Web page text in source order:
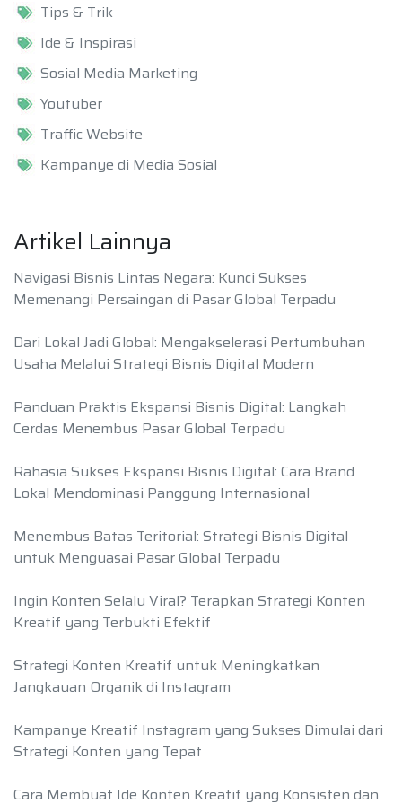
Tips & Trik
Ide & Inspirasi
Sosial Media Marketing
Youtuber
Traffic Website
Kampanye di Media Sosial
Artikel Lainnya
Navigasi Bisnis Lintas Negara: Kunci Sukses
Memenangi Persaingan di Pasar Global Terpadu
Dari Lokal Jadi Global: Mengakselerasi Pertumbuhan
Usaha Melalui Strategi Bisnis Digital Modern
Panduan Praktis Ekspansi Bisnis Digital: Langkah
Cerdas Menembus Pasar Global Terpadu
Rahasia Sukses Ekspansi Bisnis Digital: Cara Brand
Lokal Mendominasi Panggung Internasional
Menembus Batas Teritorial: Strategi Bisnis Digital
untuk Menguasai Pasar Global Terpadu
Ingin Konten Selalu Viral? Terapkan Strategi Konten
Kreatif yang Terbukti Efektif
Strategi Konten Kreatif untuk Meningkatkan
Jangkauan Organik di Instagram
Kampanye Kreatif Instagram yang Sukses Dimulai dari
Strategi Konten yang Tepat
Cara Membuat Ide Konten Kreatif yang Konsisten dan